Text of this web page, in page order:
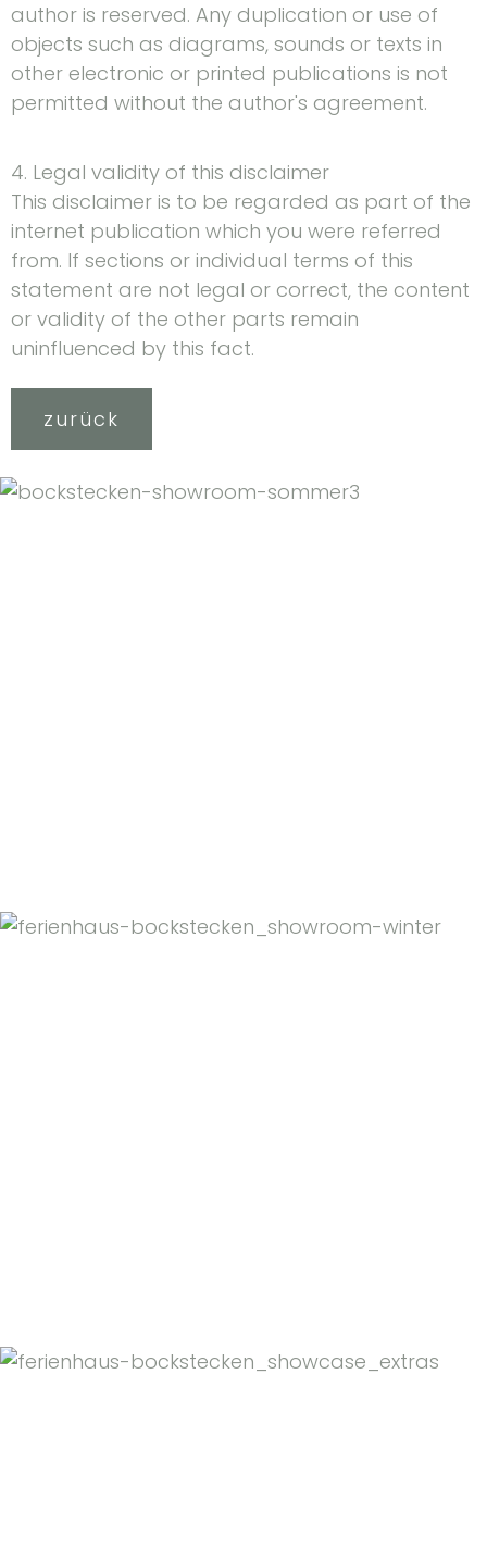
author is reserved. Any duplication or use of
objects such as diagrams, sounds or texts in
other electronic or printed publications is not
permitted without the author's agreement.
4. Legal validity of this disclaimer
This disclaimer is to be regarded as part of the
internet publication which you were referred
from. If sections or individual terms of this
statement are not legal or correct, the content
or validity of the other parts remain
uninfluenced by this fact.
zurück